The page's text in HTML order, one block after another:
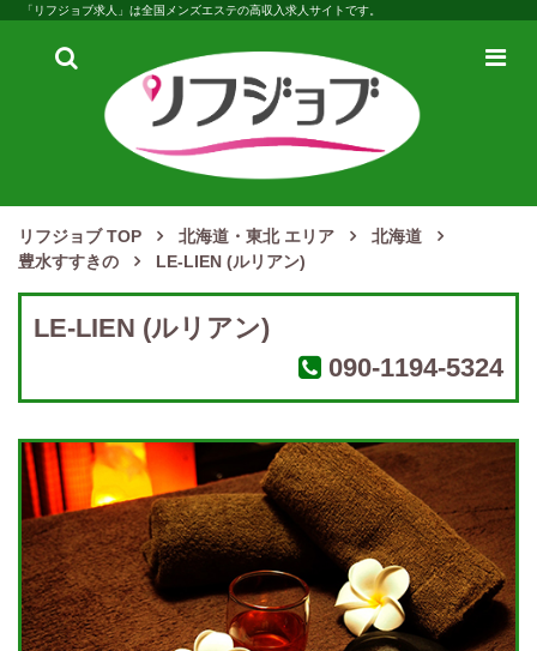
「リフジョブ求人」は全国メンズエステの高収入求人サイトです。
検
メ
リフジョブ TOP 北海道・東北 エリア
北海道
豊水すすきの
LE-LIEN (ルリアン)
LE-LIEN (ルリアン)
090-1194-5324